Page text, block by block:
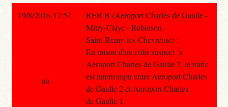
19/8/2016 17:57
RER B (Aeroport Charles de Gaulle -
Mitry-Claye - Robinson -
Saint-Remy-les-Chevreuse) :
En raison d'un colis suspect `a
Aeroport Charles de Gaulle 2, le trafic
est interrompu entre Aeroport Charles
de Gaulle 2 et Aeroport Charles
de Gaulle 1.
au